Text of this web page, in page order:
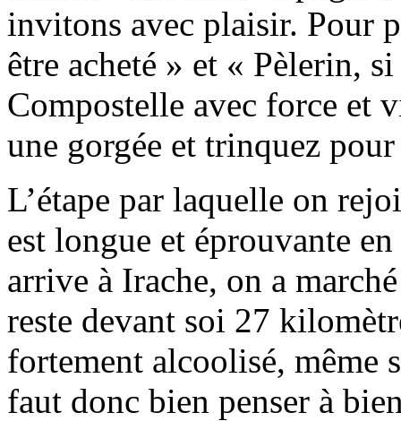
invitons avec plaisir. Pour
être acheté » et « Pèlerin,
Compostelle avec force et
une gorgée et trinquez
L’étape par laquelle on
est longue et éprouvante
arrive à Irache, on a
reste devant soi 27
fortement alcoolisé, même
faut donc bien penser à